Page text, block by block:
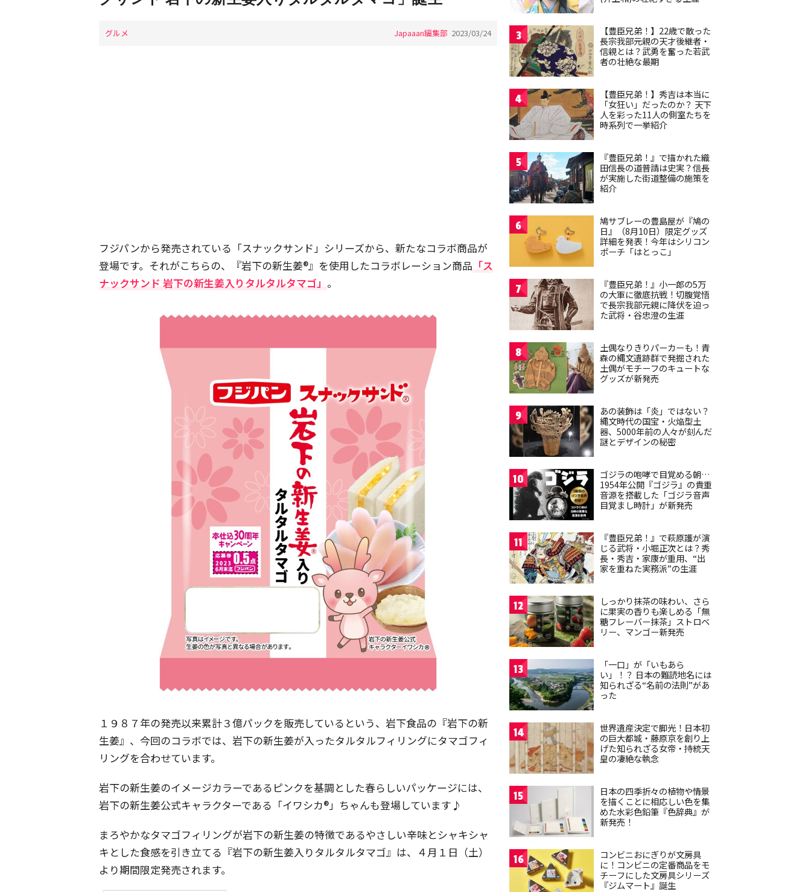
グルメ Japaaan編集部 2023/03/24
フジパンから発売されている「スナックサンド」シリーズから、新たなコラボ商品が
登場です。それがこちらの、『岩下の新生姜®』を使用したコラボレーション商品 「ス
ナックサンド 岩下の新生姜入りタルタルタマゴ」 。
１９８７年の発売以来累計３億パックを販売しているという、岩下食品の『岩下の新
生姜』、今回のコラボでは、岩下の新生姜が入ったタルタルフィリングにタマゴフィ
リングを合わせています。
岩下の新生姜のイメージカラーであるピンクを基調とした春らしいパッケージには、
岩下の新生姜公式キャラクターである「イワシカ®」ちゃんも登場しています♪
まろやかなタマゴフィリングが岩下の新生姜の特徴であるやさしい辛味とシャキシャ
キとした食感を引き立てる『岩下の新生姜入りタルタルタマゴ』は、４月１日（土）
より期間限定発売されます。
3
【豊臣兄弟！】22歳で散った
長宗我部元親の天才後継者・
信親とは？武勇を奮った若武
者の壮絶な最期
4
【豊臣兄弟！】秀吉は本当に
「女狂い」だったのか？ 天下
人を彩った11人の側室たちを
時系列で一挙紹介
5
『豊臣兄弟！』で描かれた織
田信長の道普請は史実？信長
が実施した街道整備の施策を
紹介
6
鳩サブレーの豊島屋が『鳩の
日』（8月10日）限定グッズ
詳細を発表！今年はシリコン
ポーチ「はとっこ」
7
『豊臣兄弟！』小一郎の5万
の大軍に徹底抗戦！切腹覚悟
で長宗我部元親に降伏を迫っ
た武将・谷忠澄の生涯
8
土偶なりきりパーカーも！青
森の縄文遺跡群で発掘された
土偶がモチーフのキュートな
グッズが新発売
9
あの装飾は「炎」ではない？
縄文時代の国宝・火焔型土
器、5000年前の人々が刻んだ
謎とデザインの秘密
10
ゴジラの咆哮で目覚める朝…
1954年公開『ゴジラ』の貴重
音源を搭載した「ゴジラ音声
目覚まし時計」が新発売
11
『豊臣兄弟！』で萩原護が演
じる武将・小堀正次とは？秀
長・秀吉・家康が重用、“出
家を重ねた実務派”の生涯
12
しっかり抹茶の味わい、さら
に果実の香りも楽しめる「無
糖フレーバー抹茶」ストロベ
リー、マンゴー新発売
13
「一口」が「いもあら
い」！？ 日本の難読地名には
知られざる“名前の法則”があ
った
14
世界遺産決定で脚光！日本初
の巨大都城・藤原京を創り上
げた知られざる女帝・持統天
皇の凄絶な執念
15
日本の四季折々の植物や情景
を描くことに相応しい色を集
めた水彩色鉛筆『色辞典』が
新発売！
16
コンビニおにぎりが文房具
に！コンビニの定番商品をモ
チーフにした文房具シリーズ
『ジムマート』誕生